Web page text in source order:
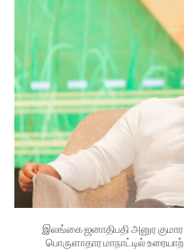
இலங்கை ஜனாதிபதி அனுர
பொருளாதார மாநாட்டில்